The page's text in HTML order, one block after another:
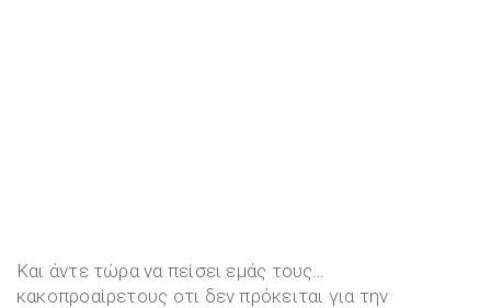
Και άντε τώρα να πείσει εμάς τους…
κακοπροαίρετους οτι δεν πρόκειται για την